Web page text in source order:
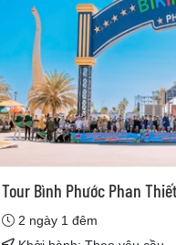
Tour Bình Phước Phan
2 ngày 1 đêm